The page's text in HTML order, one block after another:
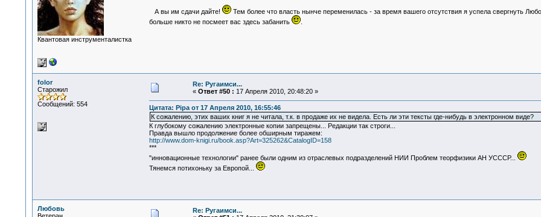
Квантовая инструменталистка
А вы им сдачи дайте! Тем более что власть нынче переменилась - за время вашего отсутствия я успела свергнуть
больше никто не посмеет вас здесь забанить
.
folor
Старожил
Сообщений: 554
Re: Ругаимси...
« Ответ #50 : 17 Апреля 2010, 20:48:20 »
Цитата: Pipa от 17 Апреля 2010, 16:55:46
К сожалению, этих ваших книг я не читала, т.к. в продаже их не видела. Есть ли эти тексты где-нибудь в электронном виде?
К глубокому сожалению электронные копии запрещены... Редакции так строги...
Правда вышло продолжение более обширным тиражем:
http://www.dom-knigi.ru/book.asp?Art=325262&CatalogID=158
***
"инновационные технологии" ранее были одним из отраслевых подразделений НИИ Проблем теорфизики АН УСССР...
Тянемся потихоньку за Европой...
Любовь
Re: Ругаимси...